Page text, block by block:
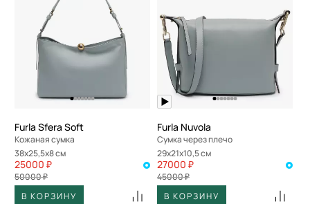
Furla Sfera Soft
Кожаная сумка
38x25,5x8 см
25000 ₽
50000 ₽
В КОРЗИНУ
Furla Nuvola
Сумка через плечо
29x21x10,5 см
27000 ₽
45000 ₽
В КОРЗИНУ